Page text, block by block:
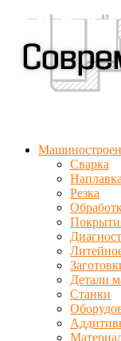
Сварка
Наплавка
Резка
Детали
Станки